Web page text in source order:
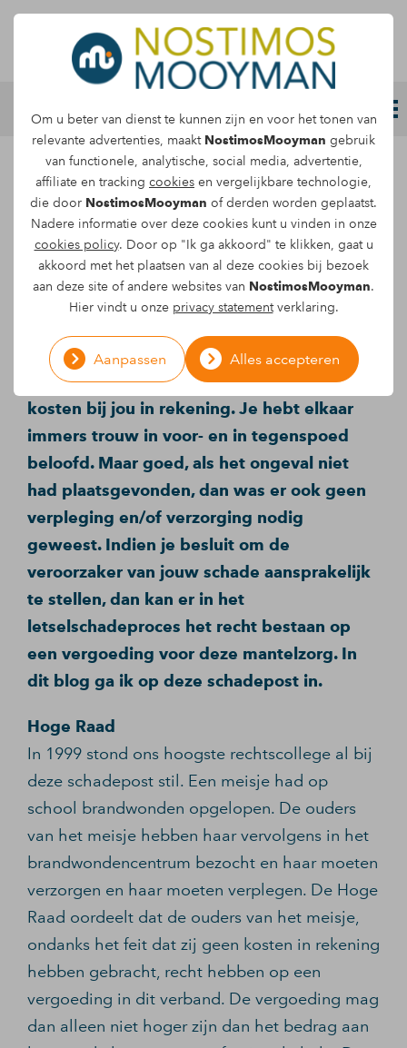
Om u beter van dienst te kunnen zijn en voor het tonen van
relevante advertenties, maakt NostimosMooyman gebruik
van functionele, analytische, social media, advertentie,
affiliate en tracking cookies en vergelijkbare technologie,
die door NostimosMooyman of derden worden geplaatst.
Nadere informatie over deze cookies kunt u vinden in onze
cookies policy. Door op "Ik ga akkoord" te klikken, gaat u
akkoord met het plaatsen van al deze cookies bij bezoek
aan deze site of andere websites van NostimosMooyman.
Hier vindt u onze privacy statementverklaring.
Aanpassen Alles accepteren
Letselschade melden
De vergoeding van
mantelzorg
Wanneer je letsel door toedoen van een
ander oploopt, kan het zo zijn dat je
worden. Jouw echtgenoot of echtgenote
doet dit en hij of zij brengt hiervoor geen
kosten bij jou in rekening. Je hebt elkaar
immers trouw in voor- en in tegenspoed
beloofd. Maar goed, als het ongeval niet
had plaatsgevonden, dan was er ook geen
verpleging en/of verzorging nodig
geweest. Indien je besluit om de
veroorzaker van jouw schade aansprakelijk
te stellen, dan kan er in het
letselschadeproces het recht bestaan op
een vergoeding voor deze mantelzorg. In
dit blog ga ik op deze schadepost in.
Hoge Raad
In 1999 stond ons hoogste rechtscollege al bij
deze schadepost stil. Een meisje had op
school brandwonden opgelopen. De ouders
van het meisje hebben haar vervolgens in het
brandwondencentrum bezocht en haar moeten
verzorgen en haar moeten verplegen. De Hoge
Raad oordeelt dat de ouders van het meisje,
ondanks het feit dat zij geen kosten in rekening
hebben gebracht, recht hebben op een
vergoeding in dit verband. De vergoeding mag
dan alleen niet hoger zijn dan het bedrag aan